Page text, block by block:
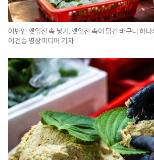
이번엔 깻잎전 속 넣기. 깻잎전 속이 담긴 바구니 하
이건송 영상미디어 기자